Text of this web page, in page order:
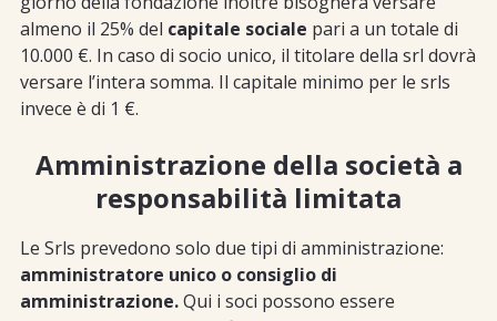
almeno il 25% del capitale sociale pari a un totale di
10.000 €. In caso di socio unico, il titolare della srl dovrà
versare l’intera somma. Il capitale minimo per le srls
invece è di 1 €.
Amministrazione della società a
responsabilità limitata
Le Srls prevedono solo due tipi di amministrazione:
amministratore unico o consiglio di
amministrazione.Qui i soci possono essere